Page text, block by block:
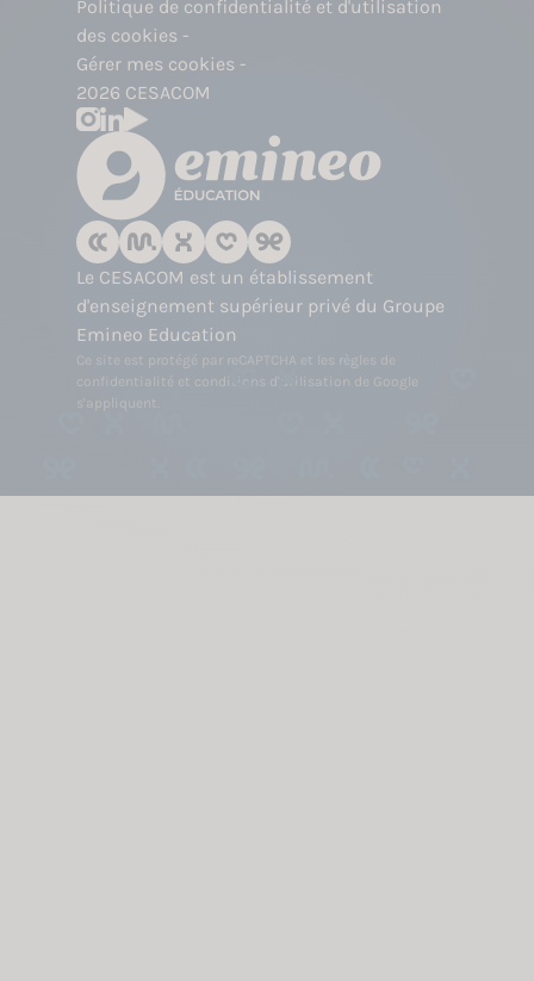
Politique de confidentialité et d'utilisation
des cookies
Gérer mes cookies
2026 CESACOM
Le CESACOM est un établissement
d'enseignement supérieur privé du Groupe
Emineo Education
Ce site est protégé par reCAPTCHA et les règles de
confidentialité et conditions d'utilisation de Google
s'appliquent.